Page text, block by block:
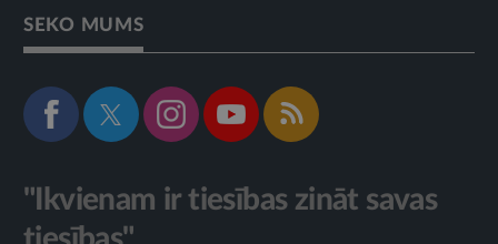
SEKO MUMS
"Ikvienam ir tiesības zināt savas